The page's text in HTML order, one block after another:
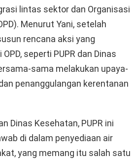
lintas sektor dan Organisasi
Menurut Yani, setelah
rencana aksi yang
seperti PUPR dan Dinas
sama melakukan upaya-
penanggulangan kerentanan
Dinas Kesehatan, PUPR ini
di dalam penyediaan air
yang memang itu salah satu